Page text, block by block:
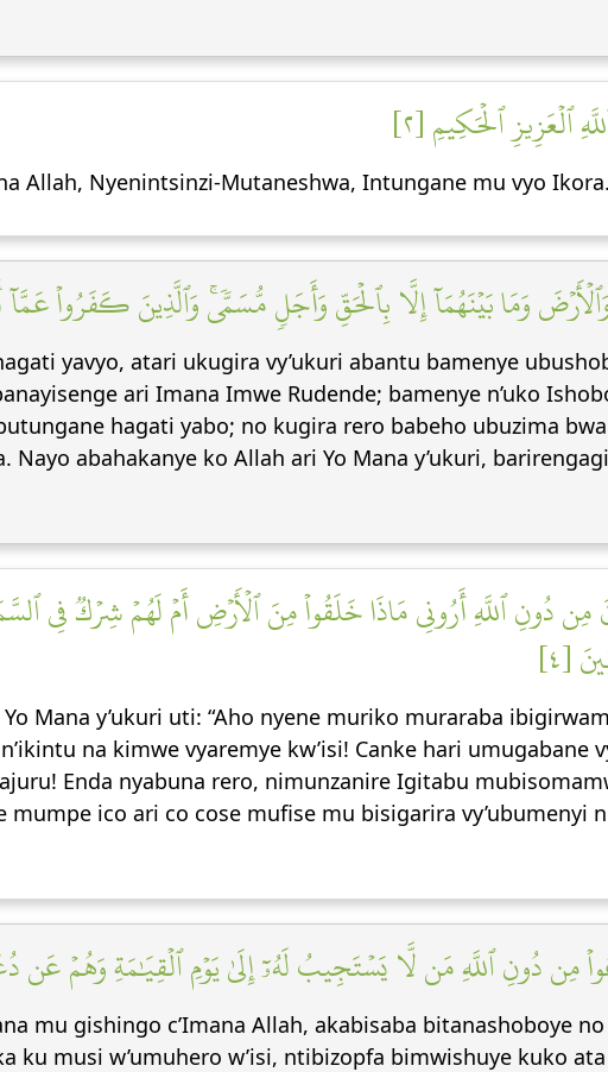
ٱلۡعَزِيزِ ٱلۡحَكِيمِ [٢]
Allah, Nyenintsinzi-Mutaneshwa, Intungane mu vyo Ikora.
وَمَا بَيۡنَهُمَآ إِلَّا بِٱلۡحَقِّ وَأَجَلٖ مُّسَمّٗىۚ وَٱلَّذِينَ كَفَرُواْ عَمَّآ
yavyo, atari ukugira vy’ukuri abantu bamenye
ari Imana Imwe Rudende; bamenye n’uko
hagati yabo; no kugira rero babeho ubuzima
Nayo abahakanye ko Allah ari Yo Mana y’ukuri,
مِن دُونِ ٱللَّهِ أَرُونِي مَاذَا خَلَقُواْ مِنَ ٱلۡأَرۡضِ أَمۡ لَهُمۡ شِرۡكٞ
[٤]
Mana y’ukuri uti: “Aho nyene muriko muraraba
na kimwe vyaremye kw’isi! Canke hari umugabane
Enda nyabuna rero, nimunzanire Igitabu
mumpe ico ari co cose mufise mu bisigarira vy’ubumenyi
دُونِ ٱللَّهِ مَن لَّا يَسۡتَجِيبُ لَهُۥٓ إِلَىٰ يَوۡمِ ٱلۡقِيَٰمَةِ وَهُمۡ عَن
mu gishingo c’Imana Allah, akabisaba bitanashoboye
ku musi w’umuhero w’isi, ntibizopfa bimwishuye kuko